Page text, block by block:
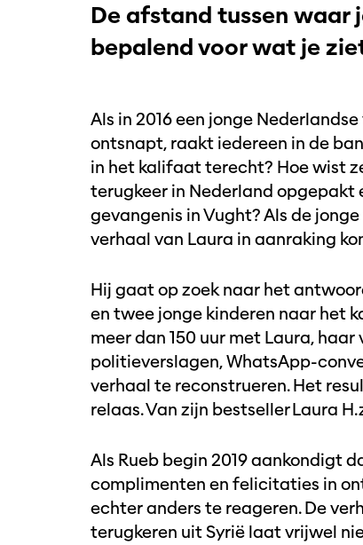
De afstand tussen waar
bepalend voor wat je
Als in 2016 een jonge
ontsnapt, raakt iedereen in de
in het kalifaat terecht? Hoe wist
terugkeer in Nederland
gevangenis in Vught? Als de
verhaal van Laura in aanraking
Hij gaat op zoek naar het
en twee jonge kinderen naar het
meer dan 150 uur met Laura,
politieverslagen, WhatsApp-
verhaal te reconstrueren. Het
relaas. Van zijn bestseller Laura
Als Rueb begin 2019 aankondigt
complimenten en felicitaties in
echter anders te reageren. De
terugkeren uit Syrië laat vrijwel